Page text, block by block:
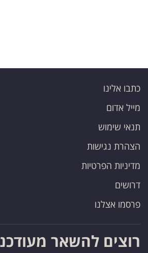
כתבו אלינו
מייל אדום
תנאי שימוש
הצהרת נגישות
מדיניות הפרטיות
דרושים
פרסמו אצלנו
רוצים להשאר